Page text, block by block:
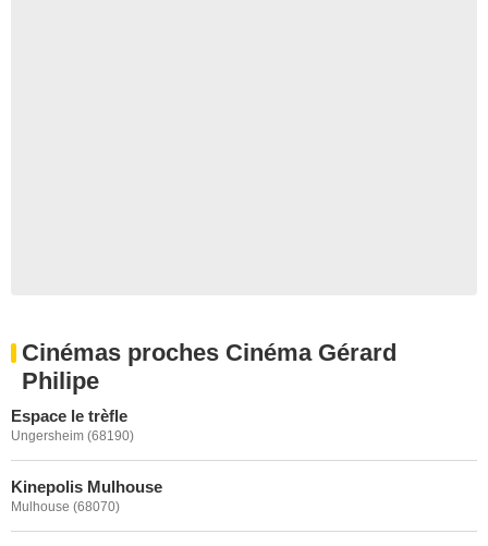
Cinémas proches Cinéma Gérard
Philipe
Espace le trèfle
Ungersheim (68190)
Kinepolis Mulhouse
Mulhouse (68070)